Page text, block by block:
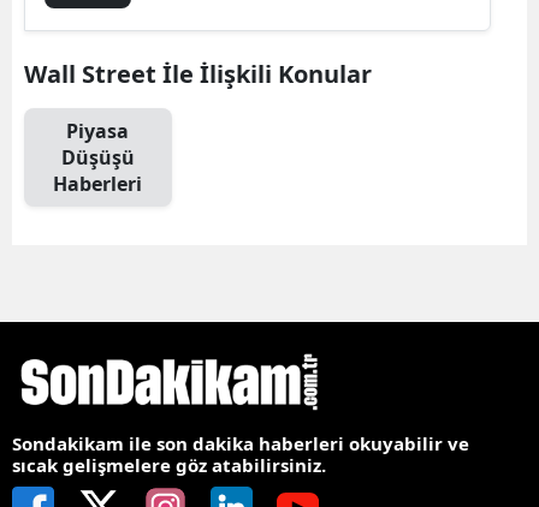
Wall Street İle İlişkili Konular
Piyasa
Düşüşü
Haberleri
Sondakikam ile son dakika haberleri okuyabilir ve
sıcak gelişmelere göz atabilirsiniz.